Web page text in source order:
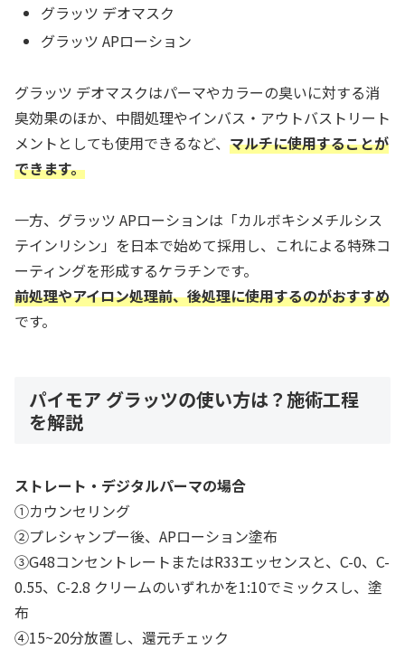
グラッツ デオマスク
グラッツ APローション
グラッツ デオマスクはパーマやカラーの臭いに対する消
臭効果のほか、中間処理やインバス・アウトバストリート
メントとしても使用できるなど、 マルチに使用することが
できます。
一方、グラッツ APローションは「カルボキシメチルシス
テインリシン」を日本で始めて採用し、これによる特殊コ
ーティングを形成するケラチンです。
前処理やアイロン処理前、後処理に使用するのがおすすめ
です。
パイモア グラッツの使い方は？施術工程
を解説
ストレート・デジタルパーマの場合
①カウンセリング
②プレシャンプー後、APローション塗布
③G48コンセントレートまたはR33エッセンスと、C-0、C-
0.55、C-2.8 クリームのいずれかを1:10でミックスし、塗
布
④15~20分放置し、還元チェック